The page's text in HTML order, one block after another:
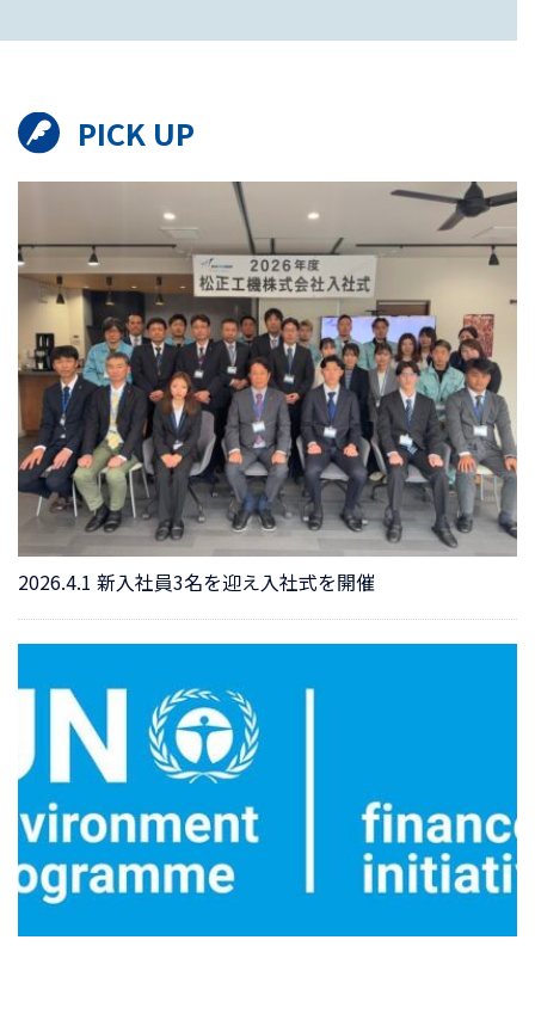
PICK UP
2026.4.1 新入社員3名を迎え入社式を開催